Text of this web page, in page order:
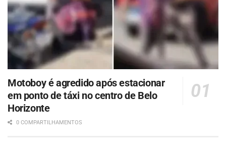
Motoboy é agredido após estacionar
em ponto de táxi no centro de Belo
Horizonte
0 COMPARTILHAMENTOS